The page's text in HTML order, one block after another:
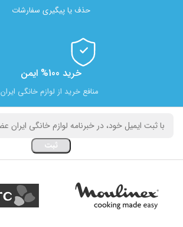
حذف یا پیگیری سفارشات
خرید 100% ایمن
منافع خرید از لوازم خانگی ایران